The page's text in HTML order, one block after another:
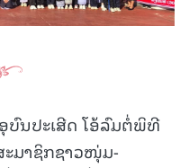
ບົນປະເສີດ ໂອ້ລົມຕໍ່ພິທີ
ະມາຊິກຊາວໜຸ່ມ-